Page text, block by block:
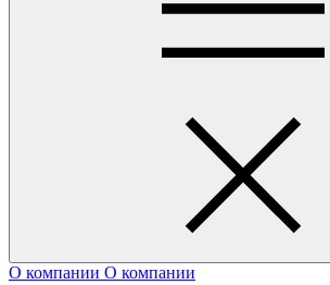
О компании О компании